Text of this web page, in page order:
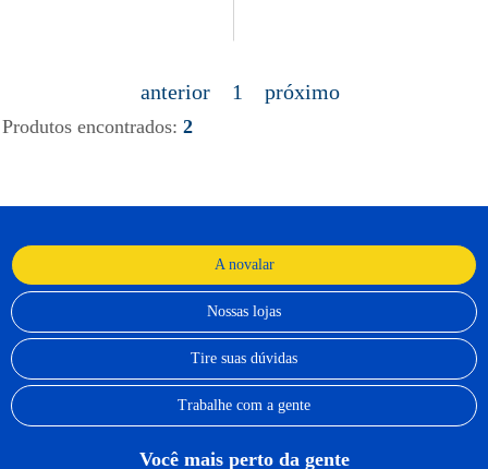
anterior 1 próximo
Produtos encontrados: 2
A novalar
Nossas lojas
Tire suas dúvidas
Trabalhe com a gente
Você mais perto da gente